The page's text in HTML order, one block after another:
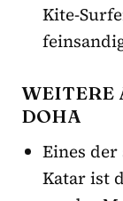
Kite-
WEITERE
DOHA
Eines
Katar ist